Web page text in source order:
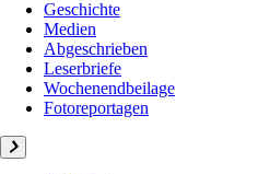
Geschichte
Medien
Abgeschrieben
Leserbriefe
Wochenendbeilage
Fotoreportagen